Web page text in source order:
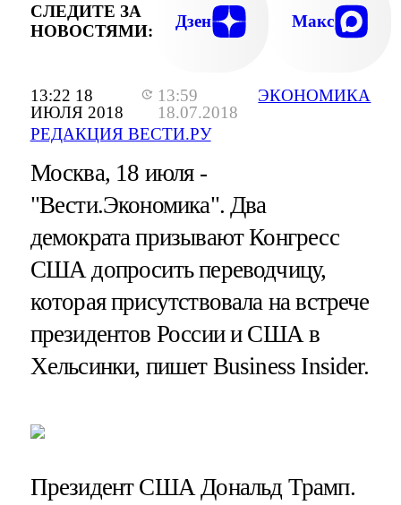
13:22 18
ИЮЛЯ 2018
13:59
18.07.2018
РЕДАКЦИЯ ВЕСТИ.РУ
ЭКОНОМИКА
СЛЕДИТЕ ЗА
НОВОСТЯМИ:
Дзен Макс
Москва, 18 июля -
"Вести.Экономика".Два
демократа призывают Конгресс
США допросить переводчицу,
которая присутствовала на встрече
президентов России и США в
Хельсинки, пишет Business Insider.
Президент США Дональд Трамп.